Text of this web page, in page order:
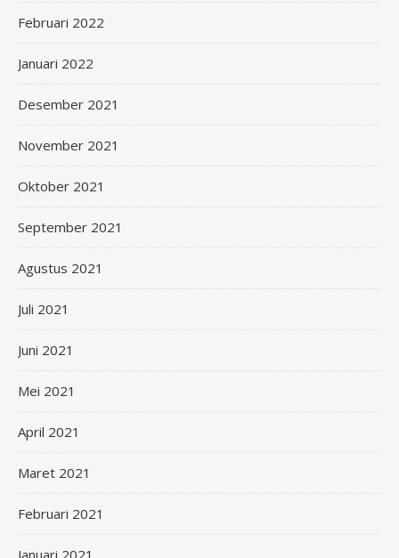
Februari 2022
Januari 2022
Desember 2021
November 2021
Oktober 2021
September 2021
Agustus 2021
Juli 2021
Juni 2021
Mei 2021
April 2021
Maret 2021
Februari 2021
Januari 2021